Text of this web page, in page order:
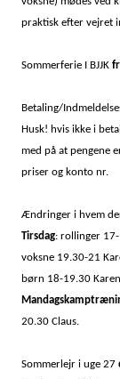
praktisk efter vejret
Sommerferie I BJJK
Betaling/
Husk! hvis ikke i
med på at pengene
priser og konto nr.
Ændringer i hvem
Tirsdag: rollinger
voksne 19.30-21
børn 18-19.30
20.30 Claus.
Sommerlejr i uge 27